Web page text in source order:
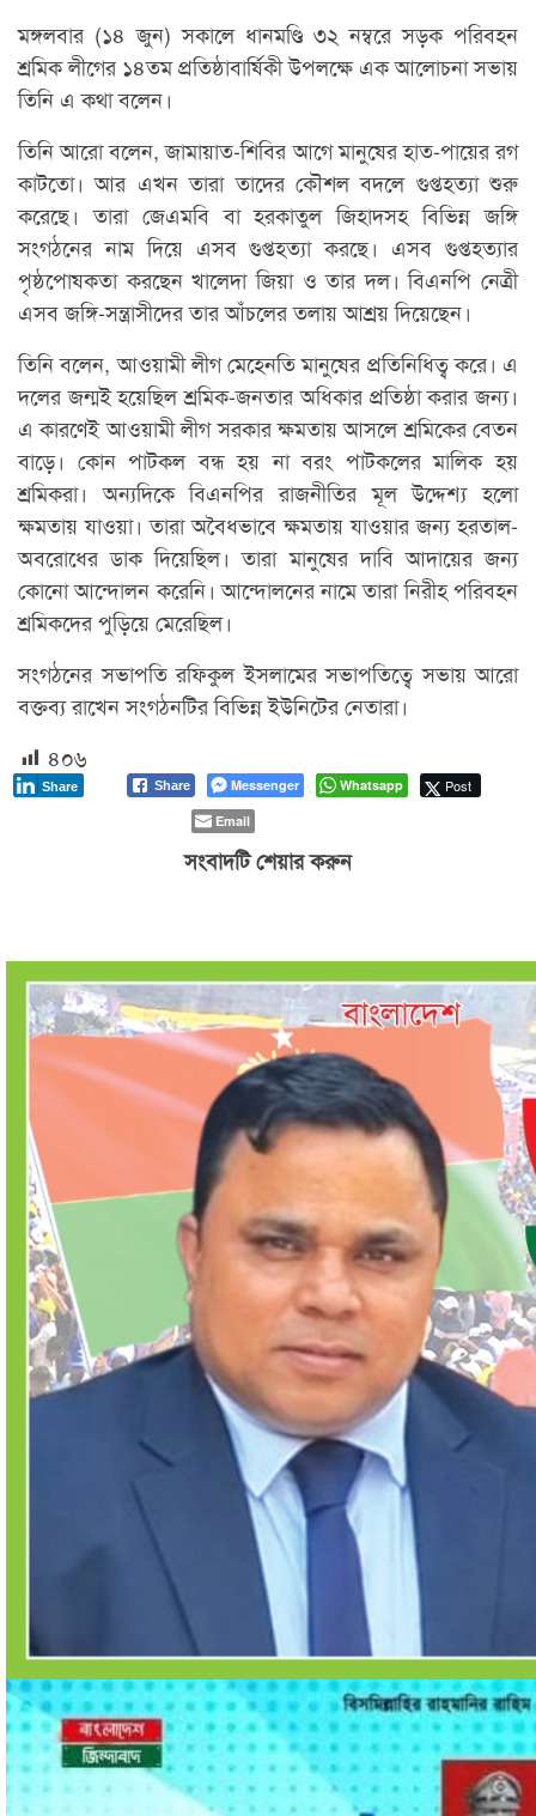
মঙ্গলবার (১৪ জুন) সকালে ধানমণ্ডি ৩২ নম্বরে সড়ক পরিবহন
শ্রমিক লীগের ১৪তম প্রতিষ্ঠাবার্ষিকী উপলক্ষে এক আলোচনা সভায়
তিনি এ কথা বলেন।
তিনি আরো বলেন, জামায়াত-শিবির আগে মানুষের হাত-পায়ের রগ
কাটতো। আর এখন তারা তাদের কৌশল বদলে গুপ্তহত্যা শুরু
করেছে। তারা জেএমবি বা হরকাতুল জিহাদসহ বিভিন্ন জঙ্গি
সংগঠনের নাম দিয়ে এসব গুপ্তহত্যা করছে। এসব গুপ্তহত্যার
পৃষ্ঠপোষকতা করছেন খালেদা জিয়া ও তার দল। বিএনপি নেত্রী
এসব জঙ্গি-সন্ত্রাসীদের তার আঁচলের তলায় আশ্রয় দিয়েছেন।
তিনি বলেন, আওয়ামী লীগ মেহেনতি মানুষের প্রতিনিধিত্ব করে। এ
দলের জন্মই হয়েছিল শ্রমিক-জনতার অধিকার প্রতিষ্ঠা করার জন্য।
এ কারণেই আওয়ামী লীগ সরকার ক্ষমতায় আসলে শ্রমিকের বেতন
বাড়ে। কোন পাটকল বন্ধ হয় না বরং পাটকলের মালিক হয়
শ্রমিকরা। অন্যদিকে বিএনপির রাজনীতির মূল উদ্দেশ্য হলো
ক্ষমতায় যাওয়া। তারা অবৈধভাবে ক্ষমতায় যাওয়ার জন্য হরতাল-
অবরোধের ডাক দিয়েছিল। তারা মানুষের দাবি আদায়ের জন্য
কোনো আন্দোলন করেনি। আন্দোলনের নামে তারা নিরীহ পরিবহন
শ্রমিকদের পুড়িয়ে মেরেছিল।
সংগঠনের সভাপতি রফিকুল ইসলামের সভাপতিত্বে সভায় আরো
বক্তব্য রাখেন সংগঠনটির বিভিন্ন ইউনিটের নেতারা।
৪০৬
Share Messenger Whatsapp Post
Share
Email
সংবাদটি শেয়ার করুন